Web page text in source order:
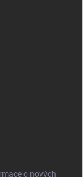
o nových